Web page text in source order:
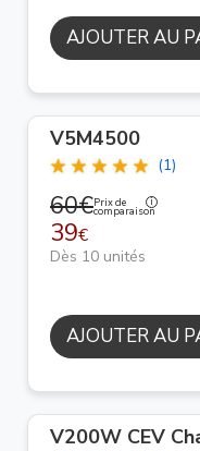
AJOUTER AU
V5M4500
(1)
60€Prix de
comparaison
39€
Dès 10 unités
AJOUTER AU
V200W CEV